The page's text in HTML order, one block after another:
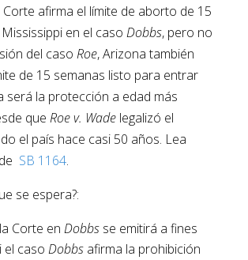
Corte afirma el límite de aborto de 15
en el caso Dobbs, pero no
del caso Roe, Arizona también
de 15 semanas listo para entrar
será la protección a edad más
que Roe v. Wadelegalizó el
el país hace casi 50 años. Lea
SB 1164.
se espera?:
Corte en Dobbsse emitirá a fines
el caso Dobbsafirma la prohibición